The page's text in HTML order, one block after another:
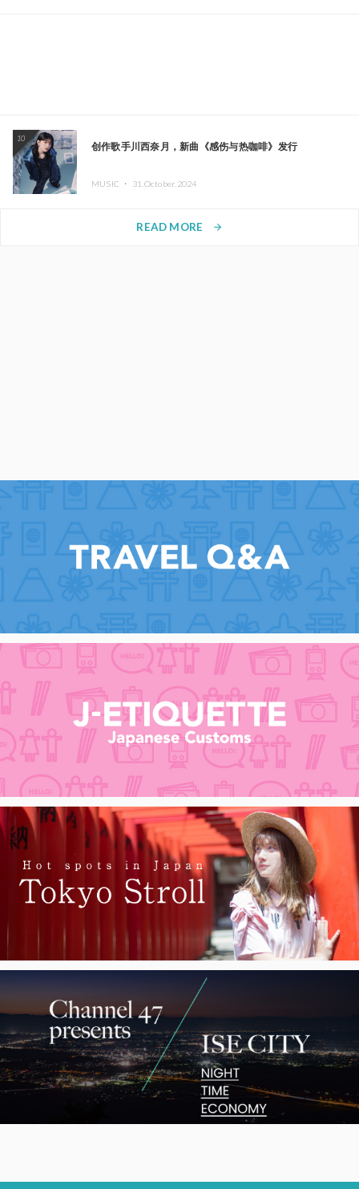
10
创作歌手川西奈月，新曲《感伤与热咖啡》发行
MUSIC ・ 31.October.2024
READ MORE arrow_forward